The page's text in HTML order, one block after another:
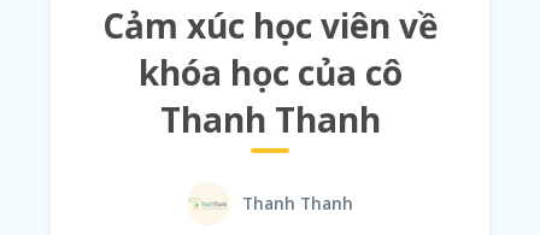
Cảm xúc học viên về
khóa học của cô
Thanh Thanh
Thanh Thanh